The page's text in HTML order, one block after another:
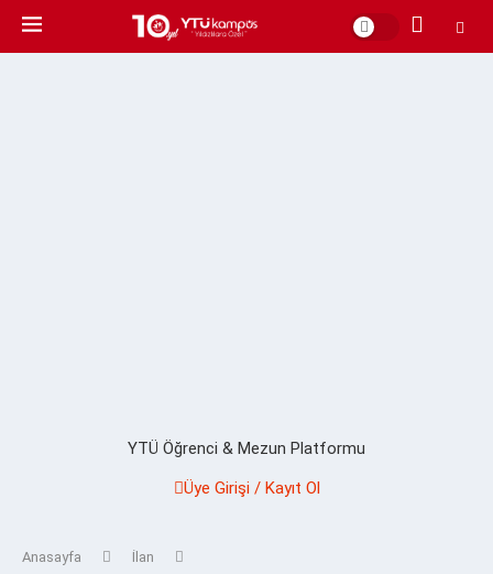
YTÜ Öğrenci & Mezun Platformu
Üye Girişi / Kayıt Ol
Anasayfa İlan